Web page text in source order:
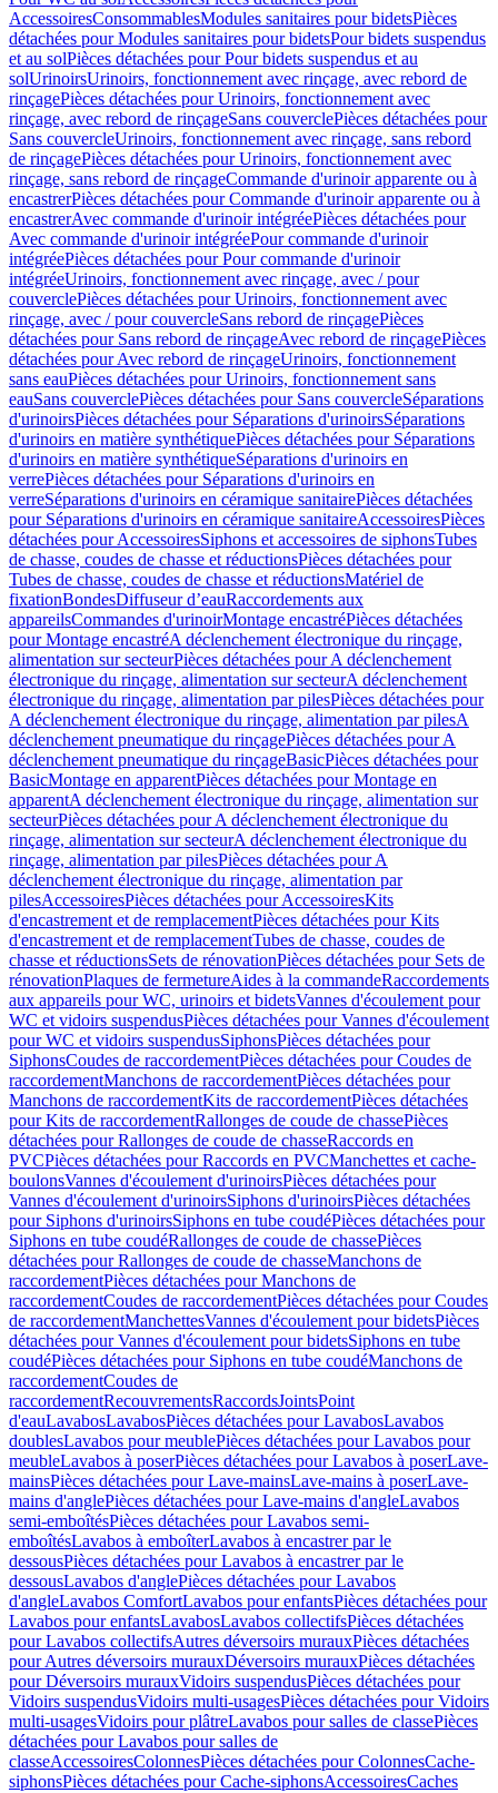
AccessoiresConsommablesModules sanitaires pour bidetsPièces
détachées pour Modules sanitaires pour bidetsPour bidets suspendus
et au solPièces détachées pour Pour bidets suspendus et au
solUrinoirsUrinoirs, fonctionnement avec rinçage, avec rebord de
rinçagePièces détachées pour Urinoirs, fonctionnement avec
rinçage, avec rebord de rinçageSans couverclePièces détachées pour
Sans couvercleUrinoirs, fonctionnement avec rinçage, sans rebord
de rinçagePièces détachées pour Urinoirs, fonctionnement avec
rinçage, sans rebord de rinçageCommande d'urinoir apparente ou à
encastrerPièces détachées pour Commande d'urinoir apparente ou à
encastrerAvec commande d'urinoir intégréePièces détachées pour
Avec commande d'urinoir intégréePour commande d'urinoir
intégréePièces détachées pour Pour commande d'urinoir
intégréeUrinoirs, fonctionnement avec rinçage, avec / pour
couverclePièces détachées pour Urinoirs, fonctionnement avec
rinçage, avec / pour couvercleSans rebord de rinçagePièces
détachées pour Sans rebord de rinçageAvec rebord de rinçagePièces
détachées pour Avec rebord de rinçageUrinoirs, fonctionnement
sans eauPièces détachées pour Urinoirs, fonctionnement sans
eauSans couverclePièces détachées pour Sans couvercleSéparations
d'urinoirsPièces détachées pour Séparations d'urinoirsSéparations
d'urinoirs en matière synthétiquePièces détachées pour Séparations
d'urinoirs en matière synthétiqueSéparations d'urinoirs en
verrePièces détachées pour Séparations d'urinoirs en
verreSéparations d'urinoirs en céramique sanitairePièces détachées
pour Séparations d'urinoirs en céramique sanitaireAccessoiresPièces
détachées pour AccessoiresSiphons et accessoires de siphonsTubes
de chasse, coudes de chasse et réductionsPièces détachées pour
Tubes de chasse, coudes de chasse et réductionsMatériel de
fixationBondesDiffuseur d’eauRaccordements aux
appareilsCommandes d'urinoirMontage encastréPièces détachées
pour Montage encastréA déclenchement électronique du rinçage,
alimentation sur secteurPièces détachées pour A déclenchement
électronique du rinçage, alimentation sur secteurA déclenchement
électronique du rinçage, alimentation par pilesPièces détachées pour
A déclenchement électronique du rinçage, alimentation par pilesA
déclenchement pneumatique du rinçagePièces détachées pour A
déclenchement pneumatique du rinçageBasicPièces détachées pour
BasicMontage en apparentPièces détachées pour Montage en
apparentA déclenchement électronique du rinçage, alimentation sur
secteurPièces détachées pour A déclenchement électronique du
rinçage, alimentation sur secteurA déclenchement électronique du
rinçage, alimentation par pilesPièces détachées pour A
déclenchement électronique du rinçage, alimentation par
pilesAccessoiresPièces détachées pour AccessoiresKits
d'encastrement et de remplacementPièces détachées pour Kits
d'encastrement et de remplacementTubes de chasse, coudes de
chasse et réductionsSets de rénovationPièces détachées pour Sets de
rénovationPlaques de fermetureAides à la commandeRaccordements
aux appareils pour WC, urinoirs et bidetsVannes d'écoulement pour
WC et vidoirs suspendusPièces détachées pour Vannes d'écoulement
pour WC et vidoirs suspendusSiphonsPièces détachées pour
SiphonsCoudes de raccordementPièces détachées pour Coudes de
raccordementManchons de raccordementPièces détachées pour
Manchons de raccordementKits de raccordementPièces détachées
pour Kits de raccordementRallonges de coude de chassePièces
détachées pour Rallonges de coude de chasseRaccords en
PVCPièces détachées pour Raccords en PVCManchettes et cache-
boulonsVannes d'écoulement d'urinoirsPièces détachées pour
Vannes d'écoulement d'urinoirsSiphons d'urinoirsPièces détachées
pour Siphons d'urinoirsSiphons en tube coudéPièces détachées pour
Siphons en tube coudéRallonges de coude de chassePièces
détachées pour Rallonges de coude de chasseManchons de
raccordementPièces détachées pour Manchons de
raccordementCoudes de raccordementPièces détachées pour Coudes
de raccordementManchettesVannes d'écoulement pour bidetsPièces
détachées pour Vannes d'écoulement pour bidetsSiphons en tube
coudéPièces détachées pour Siphons en tube coudéManchons de
raccordementCoudes de
raccordementRecouvrementsRaccordsJointsPoint
d'eauLavabosLavabosPièces détachées pour LavabosLavabos
doublesLavabos pour meublePièces détachées pour Lavabos pour
meubleLavabos à poserPièces détachées pour Lavabos à poserLave-
mainsPièces détachées pour Lave-mainsLave-mains à poserLave-
mains d'anglePièces détachées pour Lave-mains d'angleLavabos
semi-emboîtésPièces détachées pour Lavabos semi-
emboîtésLavabos à emboîterLavabos à encastrer par le
dessousPièces détachées pour Lavabos à encastrer par le
dessousLavabos d'anglePièces détachées pour Lavabos
d'angleLavabos ComfortLavabos pour enfantsPièces détachées pour
Lavabos pour enfantsLavabosLavabos collectifsPièces détachées
pour Lavabos collectifsAutres déversoirs murauxPièces détachées
pour Autres déversoirs murauxDéversoirs murauxPièces détachées
pour Déversoirs murauxVidoirs suspendusPièces détachées pour
Vidoirs suspendusVidoirs multi-usagesPièces détachées pour Vidoirs
multi-usagesVidoirs pour plâtreLavabos pour salles de classePièces
détachées pour Lavabos pour salles de
classeAccessoiresColonnesPièces détachées pour ColonnesCache-
siphonsPièces détachées pour Cache-siphonsAccessoiresCaches